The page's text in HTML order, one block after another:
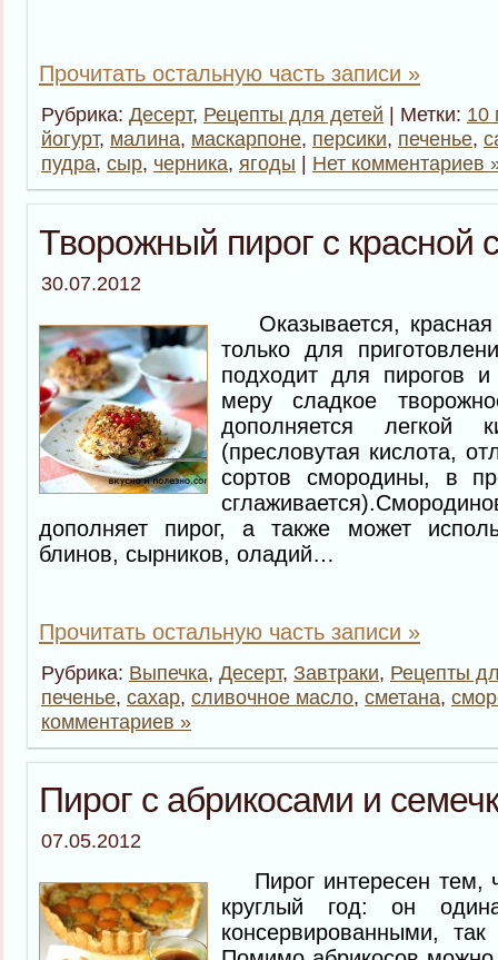
Прочитать остальную часть записи »
Рубрика: Десерт, Рецепты для детей | Метки: 10
йогурт, малина, маскарпоне, персики, печенье,
пудра, сыр, черника, ягоды | Нет комментариев
Творожный пирог с красной
30.07.2012
Оказывается, красная
только для
подходит для пирогов
меру сладкое
дополняется легкой
(пресловутая кислота,
сортов смородины, в
дополняет пирог, а также может
блинов, сырников, оладий…
Прочитать остальную часть записи »
Рубрика: Выпечка, Десерт, Завтраки, Рецепты
печенье, сахар, сливочное масло, сметана,
комментариев »
Пирог с абрикосами и
07.05.2012
Пирог интересен тем,
круглый год: он
консервированными,